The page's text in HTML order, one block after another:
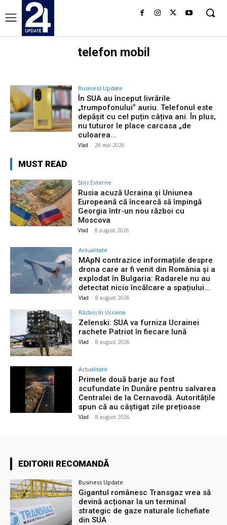
telefon mobil
Business Update
În SUA au început livrările
„trumpofonului” auriu. Telefonul este
depășit cu cel puțin câțiva ani. În plus,
nu tuturor le place carcasa „de
culoarea...
Vlad - 28 mai 2026
MUST READ
Știri Externe
Rusia acuză Ucraina și Uniunea
Europeană că încearcă să împingă
Georgia într-un nou război cu
Moscova
Vlad - 8 august 2026
Actualitate
MApN contrazice informațiile despre
drona care ar fi venit din România și a
explodat în Bulgaria: Radarele nu au
detectat nicio încălcare a spațiului...
Vlad - 8 august 2026
Război în Ucraina
Zelenski: SUA va furniza Ucrainei
rachete Patriot în fiecare lună
Vlad - 8 august 2026
Actualitate
Primele două barje au fost
scufundate în Dunăre pentru salvarea
Centralei de la Cernavodă. Autoritățile
spun că au câștigat zile prețioase
Vlad - 8 august 2026
EDITORII RECOMANDĂ
Business Update
Gigantul românesc Transgaz vrea să
devină acționar la un terminal
strategic de gaze naturale lichefiate
din SUA